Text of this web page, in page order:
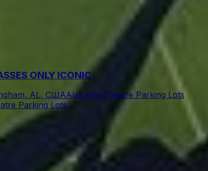
ONLY ICONIC
AL, СШАAlabama Theatre Parking Lots
Parking Lots